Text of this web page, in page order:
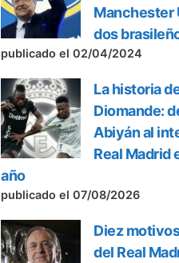
Manchester
dos
publicado el 02/04/2024
La historia
Diomande:
Abiyán al
Real Madrid
año
publicado el 07/08/2026
Diez
del Real